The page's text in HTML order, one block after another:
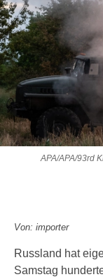
APA/APA/93rd
Von: importer
Russland hat
Samstag